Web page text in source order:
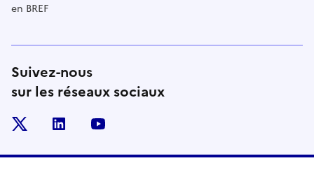
en BREF
Suivez-nous
sur les réseaux sociaux
linkedin